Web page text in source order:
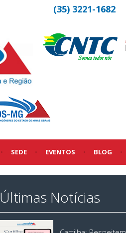
(35) 3221-1682
• SEDE • EVENTOS • BLOG •
Últimas Notícias